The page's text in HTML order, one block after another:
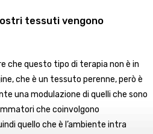
tessuti vengono
che questo tipo di terapia non è in
che è un tessuto perenne, però è
una modulazione di quelli che sono
che coinvolgono
quello che è l’ambiente intra